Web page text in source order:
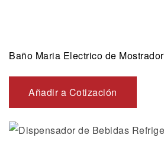
Baño Maria Electrico de
Añadir a Cotización